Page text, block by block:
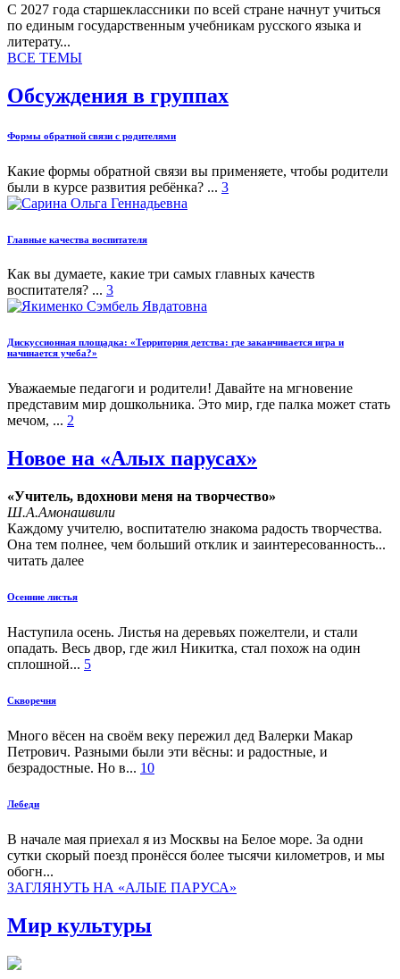
С 2027 года старшеклассники по всей стране начнут учиться
по единым государственным учебникам русского языка и
литерату...
ВСЕ ТЕМЫ
Обсуждения в группах
Формы обратной связи с родителями
Какие формы обратной связи вы применяете, чтобы родители
были в курсе развития ребёнка? ... 3
Главные качества воспитателя
Как вы думаете, какие три самых главных качеств
воспитателя? ... 3
Дискуссионная площадка: «Территория детства: где заканчивается игра и
начинается учеба?»
Уважаемые педагоги и родители! Давайте на мгновение
представим мир дошкольника. Это мир, где палка может стать
мечом, ... 2
Новое на «Алых парусах»
«Учитель, вдохнови меня на творчество»
Ш.А.Амонашвили
Каждому учителю, воспитателю знакома радость творчества.
Она тем полнее, чем больший отклик и заинтересованность...
читать далее
Осенние листья
Наступила осень. Листья на деревьях пожелтели, и стали
опадать. Весь двор, где жил Никитка, стал похож на один
сплошной... 5
Скворечня
Много вёсен на своём веку пережил дед Валерки Макар
Петрович. Разными были эти вёсны: и радостные, и
безрадостные. Но в... 10
Лебеди
В начале мая приехал я из Москвы на Белое море. За одни
сутки скорый поезд пронёсся более тысячи километров, и мы
обогн...
ЗАГЛЯНУТЬ НА «АЛЫЕ ПАРУСА»
Мир культуры